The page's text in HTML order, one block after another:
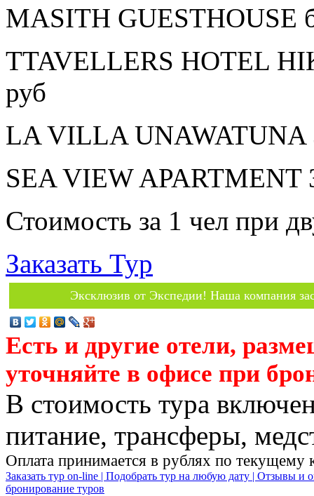
MASITH GUESTHOUSE
TTAVELLERS HOTEL
руб
LA VILLA UNAWATUNA
SEA VIEW APARTMENT
Стоимость за 1 чел при
Заказать Тур
Эксклюзив от Экспедии! Наша компания
Есть и другие отели,
уточняйте в офисе при
В стоимость тура
питание, трансферы,
Оплата принимается в рублях по текущему
Заказать тур on-line | Подобрать тур на любую дату | Отзывы и
бронирование туров